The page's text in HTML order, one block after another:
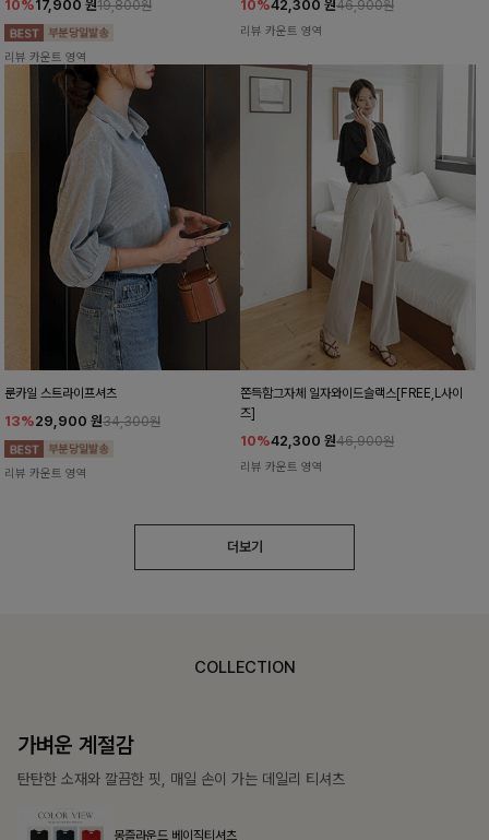
10%17,900 원19,800원
리뷰 카운트 영역
10%42,300 원46,900원
리뷰 카운트 영역
룬카일 스트라이프셔츠
13%29,900 원34,300원
리뷰 카운트 영역
쫀득함그자체 일자와이드슬랙스[FREE,L사이
즈]
10%42,300 원46,900원
리뷰 카운트 영역
더보기
COLLECTION
가장 쉬운 코디
특별한 날부터 일상까지 함께하는 룩